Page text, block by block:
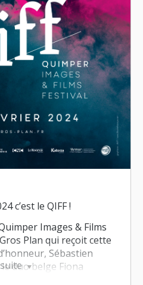
c’est le QIFF !
Images & Films
Plan qui reçoit cette
Sébastien
duo belge Fiona